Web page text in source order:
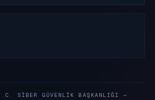
SIBER GÜVENLIK BAŞKANLIĞI —